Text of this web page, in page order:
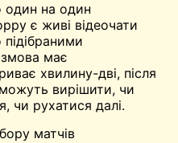
один на один
є живі відеочати
має
хвилину-дві, після
вирішити, чи
чи рухатися далі.
матчів